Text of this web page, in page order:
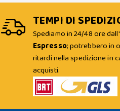
TEMPI DI
Spediamo in 24/48 ore
Espresso; potrebbero in
ritardi nella spedizione in
acquisti.